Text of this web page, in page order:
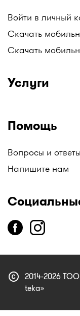
Войти в личный
Скачать
Скачать
Услуги
Помощь
Вопросы и ответы
Напишите нам
copyright 2014-2026
teka»